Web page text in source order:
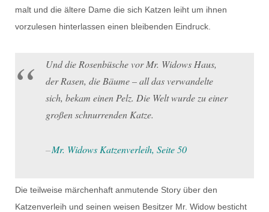
malt und die ältere Dame die sich Katzen leiht um ihnen
vorzulesen hinterlassen einen bleibenden Eindruck.
Und die Rosenbüsche vor Mr. Widows Haus,
der Rasen, die Bäume – all das verwandelte
sich, bekam einen Pelz. Die Welt wurde zu einer
großen schnurrenden Katze.
Mr. Widows Katzenverleih, Seite 50
Die teilweise märchenhaft anmutende Story über den
Katzenverleih und seinen weisen Besitzer Mr. Widow besticht